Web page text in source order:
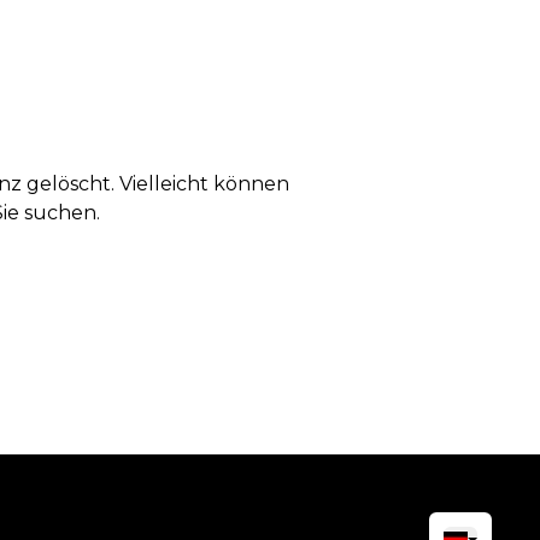
gelöscht. Vielleicht können
suchen.